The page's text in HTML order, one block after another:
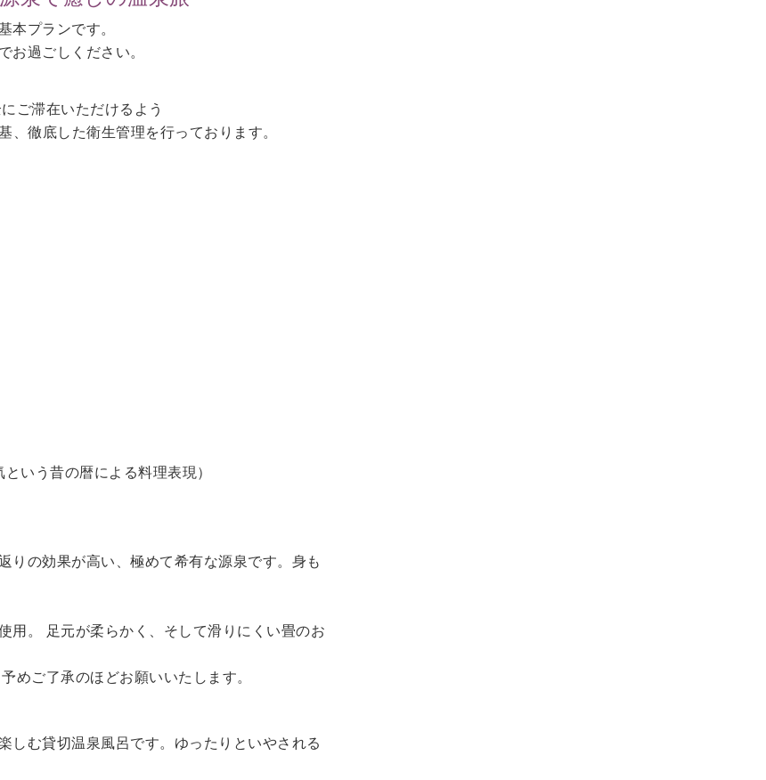
本プランです。
お過ごしください。
ご滞在いただけるよう
、徹底した衛生管理を行っております。
いう昔の暦による料理表現）
りの効果が高い、極めて希有な源泉です。身も
用。 足元が柔らかく、そして滑りにくい畳のお
めご了承のほどお願いいたします。
しむ貸切温泉風呂です。ゆったりといやされる